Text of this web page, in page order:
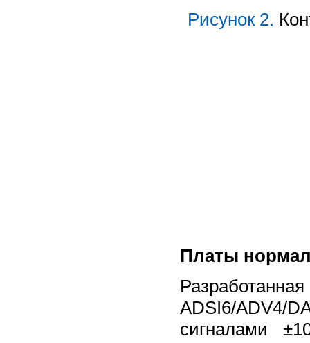
Рисунок 2.
Платы
АDSI6/ADV4/
сигналами